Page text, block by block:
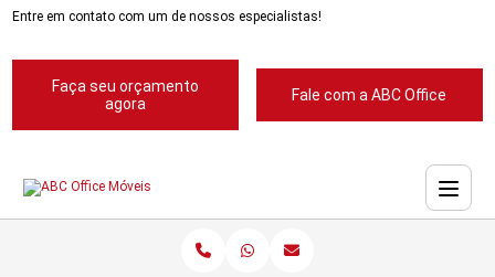
Entre em contato com um de nossos especialistas!
Faça seu orçamento
agora
Fale com a ABC Office